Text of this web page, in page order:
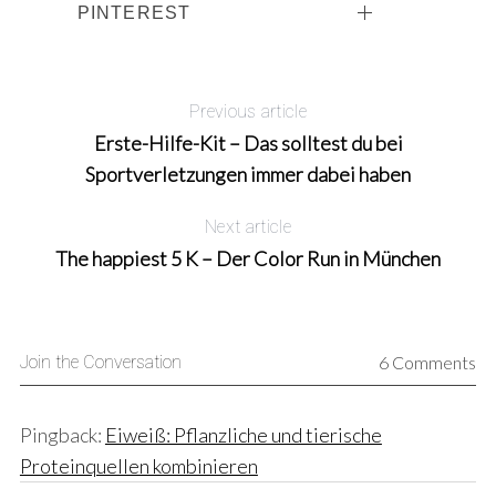
PINTEREST
Previous article
Erste-Hilfe-Kit – Das solltest du bei
Sportverletzungen immer dabei haben
Next article
The happiest 5 K – Der Color Run in München
Join the Conversation 6 Comments
Pingback: Eiweiß: Pflanzliche und tierische
Proteinquellen kombinieren